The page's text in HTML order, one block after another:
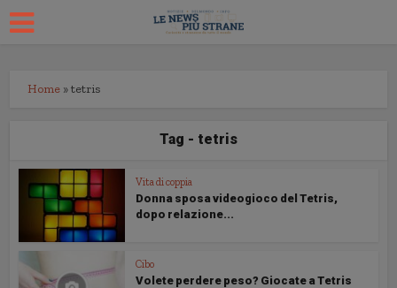
Home »tetris
Tag - tetris
Vita di coppia
Donna sposa videogioco del Tetris,
dopo relazione...
Cibo
Volete perdere peso? Giocate a Tetris